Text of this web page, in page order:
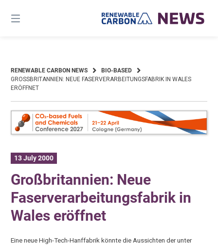
content
RENEWABLE CARBON NEWS
BIO-BASED
GROSSBRITANNIEN: NEUE FASERVERARBEITUNGSFABRIK IN WALES E
RÖFFNET
13 July 2000
Großbritannien: Neue
Faserverarbeitungsfabrik in
Wales eröffnet
Eine neue High-Tech-Hanffabrik könnte die Aussichten der unter